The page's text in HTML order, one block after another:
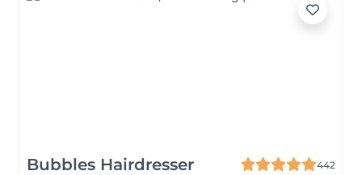
Bubbles Hairdresser
442